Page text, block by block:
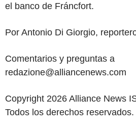
el banco de Fráncfort.
Por Antonio Di Giorgio,
Comentarios y preguntas a
redazione@alliancenews.com
Copyright 2026 Alliance News
Todos los derechos reservados.